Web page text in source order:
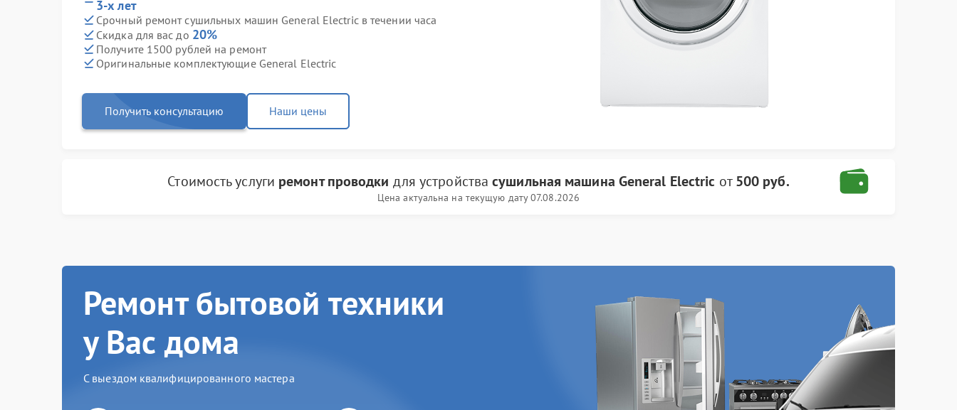
3-х лет
Срочный ремонт сушильных машин General Electric в течении часа
Скидка для вас до 20%
Получите 1500 рублей на ремонт
Оригинальные комплектующие General Electric
Получить консультацию Наши цены
Стоимость услуги ремонт проводки для устройствасушильная машина General Electric от500 руб.
Цена актуальна на текущую дату 07.08.2026
Ремонт бытовой техники
у Вас дома
С выездом квалифицированного мастера